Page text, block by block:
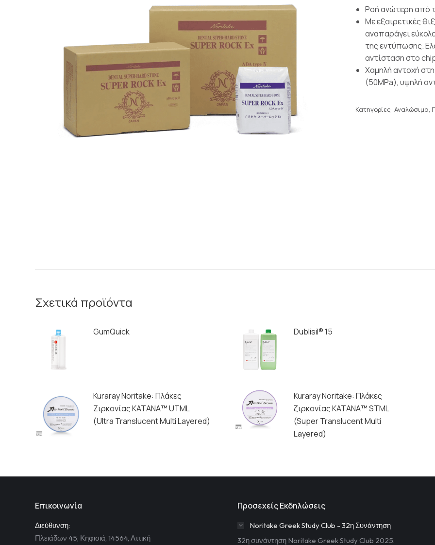
Ροή ανώτερη από
Με εξαιρετικές
αναπαράγει
της εντύπωσης.
αντίσταση στο
Χαμηλή αντοχή
(50MPa), υψηλή
Κατηγορίες: Αναλώσιμα,
Σχετικά προϊόντα
GumQuick Dublisil® 15
Kuraray Noritake: Πλάκες
Ζιρκονίας ΚΑΤΑΝΑ™ UTML
(Ultra Translucent Multi Layered)
Kuraray Noritake: Πλάκες
ζιρκονίας ΚΑΤΑΝΑ™ STML
(Super Translucent Multi
Layered)
Επικοινωνία
Διεύθυνση:
Πλειάδων 45, Κηφισιά, 14564, Αττική
Προσεχείς Εκδηλώσεις
Noritake Greek Study Club - 32η Συνάντηση
32η συνάντηση Noritake Greek Study Club 2025.